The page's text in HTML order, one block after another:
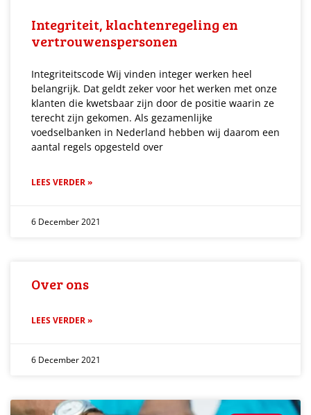
Integriteit, klachtenregeling en
vertrouwenspersonen
Integriteitscode Wij vinden integer werken heel
belangrijk. Dat geldt zeker voor het werken met onze
klanten die kwetsbaar zijn door de positie waarin ze
terecht zijn gekomen. Als gezamenlijke
voedselbanken in Nederland hebben wij daarom een
aantal regels opgesteld over
LEES VERDER »
6 December 2021
Over ons
LEES VERDER »
6 December 2021